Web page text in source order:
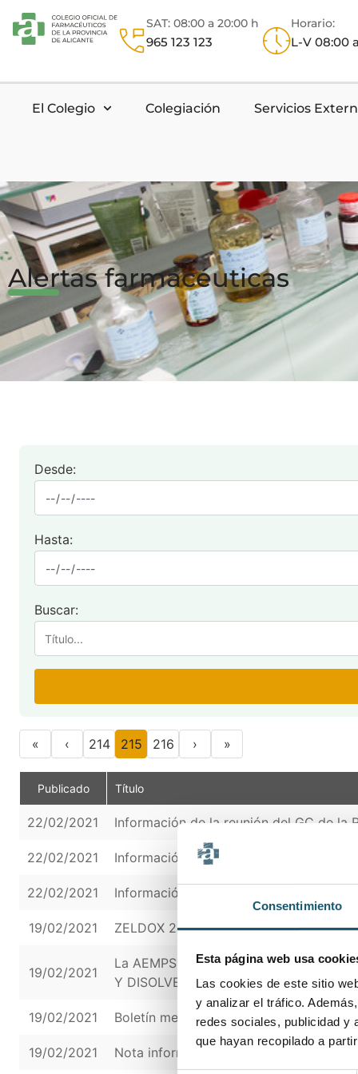
Consentimiento
Esta página web usa
Las cookies de este sitio
y analizar el tráfico.
redes sociales, publicidad y
que hayan recopilado a
SAT: 08:00 a 20:00 h
965 123 123
Horario:
L-V 08:00
El Colegio Colegiación Servicios
Alertas farmacéuticas
Desde:
Hasta:
Buscar:
« ‹ 214 215 216 › »
Publicado Título
22/02/2021 Información de la reunión del GC de la
22/02/2021 Información de la reunión del GC de la
22/02/2021 Información de la reunión del GC de la
19/02/2021 ZELDOX 20 mg/ml POLVO Y
19/02/2021
La AEMPS informa de un defecto de
Y DISOLVENTE PARA SOLUCION
19/02/2021 Boletín mensual de seguridad de la
19/02/2021 Nota informativa de la reunión del